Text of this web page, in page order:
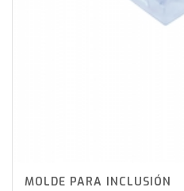
MOLDE PARA INCLUSIÓN